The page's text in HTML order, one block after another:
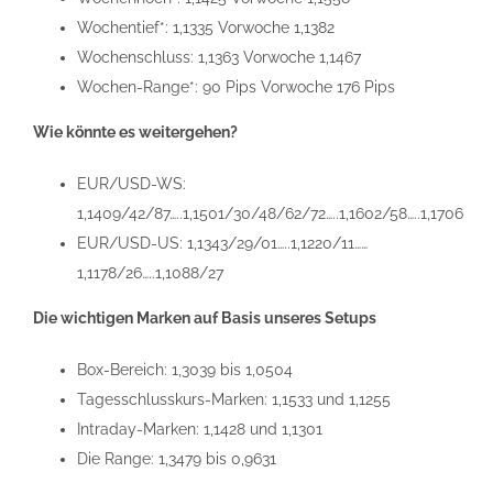
Wochentief*: 1,1335 Vorwoche 1,1382
Wochenschluss: 1,1363 Vorwoche 1,1467
Wochen-Range*: 90 Pips Vorwoche 176 Pips
Wie könnte es weitergehen?
EUR/USD-WS:
1,1409/42/87…..1,1501/30/48/62/72…..1,1602/58…..1,1706
EUR/USD-US: 1,1343/29/01…..1,1220/11……
1,1178/26…..1,1088/27
Die wichtigen Marken auf Basis unseres Setups
Box-Bereich: 1,3039 bis 1,0504
Tagesschlusskurs-Marken: 1,1533 und 1,1255
Intraday-Marken: 1,1428 und 1,1301
Die Range: 1,3479 bis 0,9631